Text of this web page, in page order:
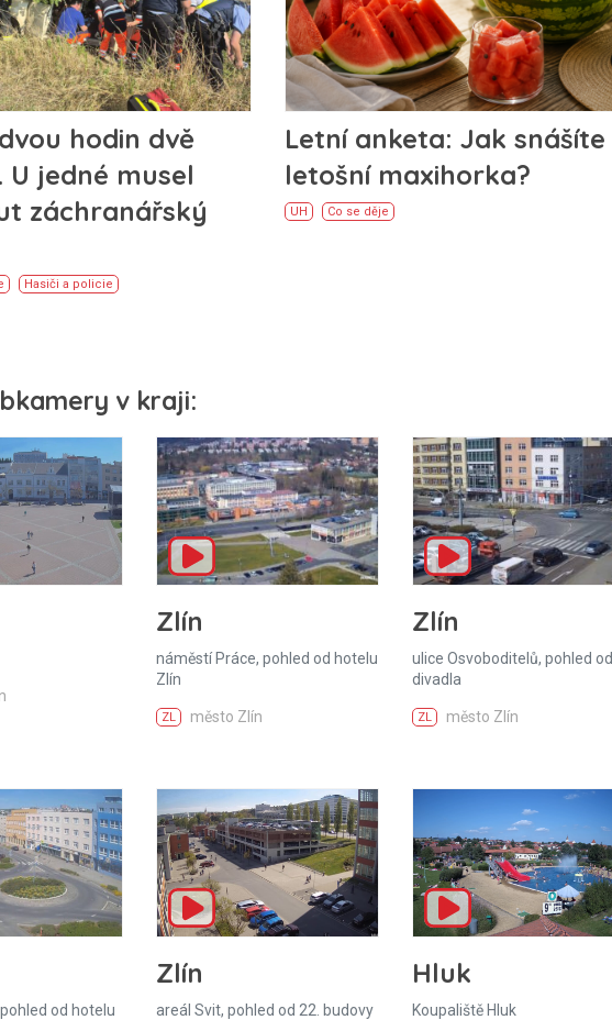
hodin dvě
U jedné musel
záchranářský
Hasiči a policie
Letní anketa: Jak snášíte
letošní maxihorka?
UH Co se děje
v kraji:
Zlín
náměstí Práce, pohled od hotelu
Zlín
ZL město Zlín
Zlín
ulice Osvoboditelů, pohled od
divadla
ZL město Zlín
od hotelu
Zlín
areál Svit, pohled od 22. budovy
Hluk
Koupaliště Hluk